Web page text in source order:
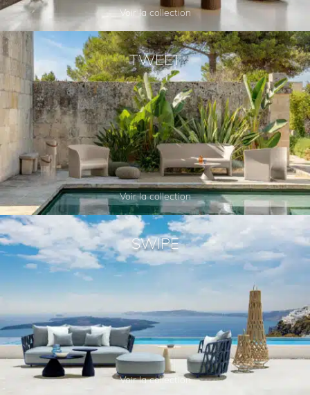
Voir la collection
TWEET
Voir la collection
SWIPE
Voir la collection